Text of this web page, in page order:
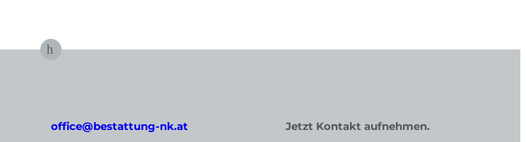
office@bestattung-nk.at Jetzt Kontakt aufnehmen.